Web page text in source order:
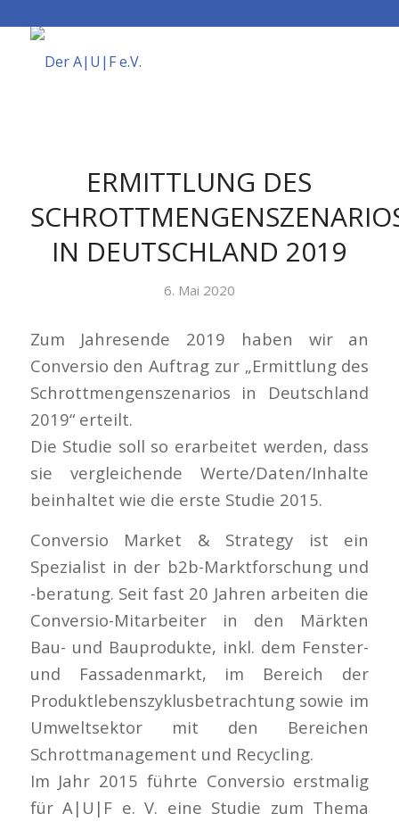
ERMITTLUNG DES
IN DEUTSCHLAND 2019
6. Mai 2020
Zum Jahresende 2019 haben wir an
Conversio den Auftrag zur „Ermittlung des
Schrottmengenszenarios in Deutschland
2019“ erteilt.
Die Studie soll so erarbeitet werden, dass
sie vergleichende Werte/Daten/Inhalte
beinhaltet wie die erste Studie 2015.
Conversio Market & Strategy ist ein
Spezialist in der b2b-Marktforschung und
-beratung. Seit fast 20 Jahren arbeiten die
Conversio-Mitarbeiter in den Märkten
Bau- und Bauprodukte, inkl. dem Fenster-
und Fassadenmarkt, im Bereich der
Produktlebenszyklusbetrachtung sowie im
Umweltsektor mit den Bereichen
Schrottmanagement und Recycling.
Im Jahr 2015 führte Conversio erstmalig
für A|U|F e. V. eine Studie zum Thema